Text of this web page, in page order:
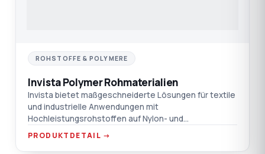
ROHSTOFFE & POLYMERE
Invista Polymer Rohmaterialien
Invista bietet maßgeschneiderte Lösungen für textile
und industrielle Anwendungen mit
Hochleistungsrohstoffen auf Nylon- und
Polyesterbasis. Entdecken Sie mehr
PRODUKTDETAIL →